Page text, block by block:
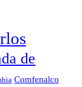
de
Comfenalco